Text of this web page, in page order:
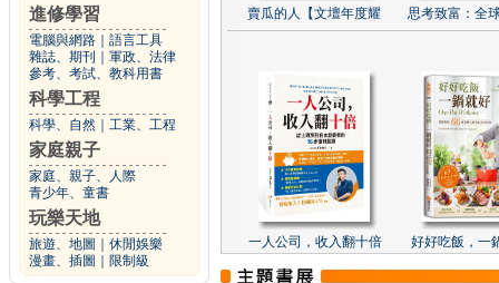
進修學習
電腦與網路
語言工具
雜誌、期刊
軍政、法律
參考、考試、教科用書
科學工程
科學、自然 工業、工程
家庭親子
家庭、親子、人際
青少年、童書
玩樂天地
旅遊、地圖
休閒娛樂
漫畫、插圖
限制級
賣瓜的人【文壇年度耀 思考致富：全
一人公司，收入翻十倍 好好吃飯，一